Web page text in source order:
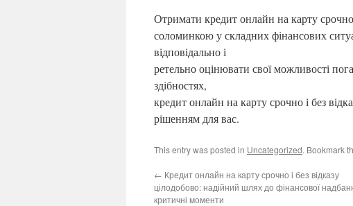
Отримати кредит онлайн на карту
соломинкою у складних фінансових
відповідально і
ретельно оцінювати свої можливості
здібностях,
кредит онлайн на карту срочно і без
рішенням для вас.
This entry was posted in Uncategorized. Bookmark
← Кредит онлайн на карту срочно і без відказу
цілодобово: надійний шлях до фінансової
критичні моменти